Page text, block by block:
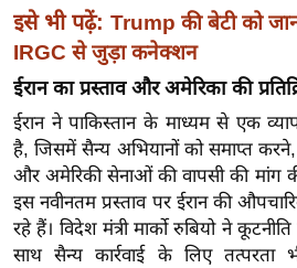
व
र्ल्ड
न्यू
ब्री
फ
म
नो
रं
इसे भी पढ़ें: Trump की बेटी को
IRGC से जुड़ा कनेक्शन
ईरान का प्रस्ताव और अमेरिका की
ईरान ने पाकिस्तान के माध्यम से एक
है, जिसमें सैन्य अभियानों को समाप्त करने,
और अमेरिकी सेनाओं की वापसी की मांग
इस नवीनतम प्रस्ताव पर ईरान की
रहे हैं। विदेश मंत्री मार्को रुबियो ने
साथ सैन्य कार्रवाई के लिए तत्परता